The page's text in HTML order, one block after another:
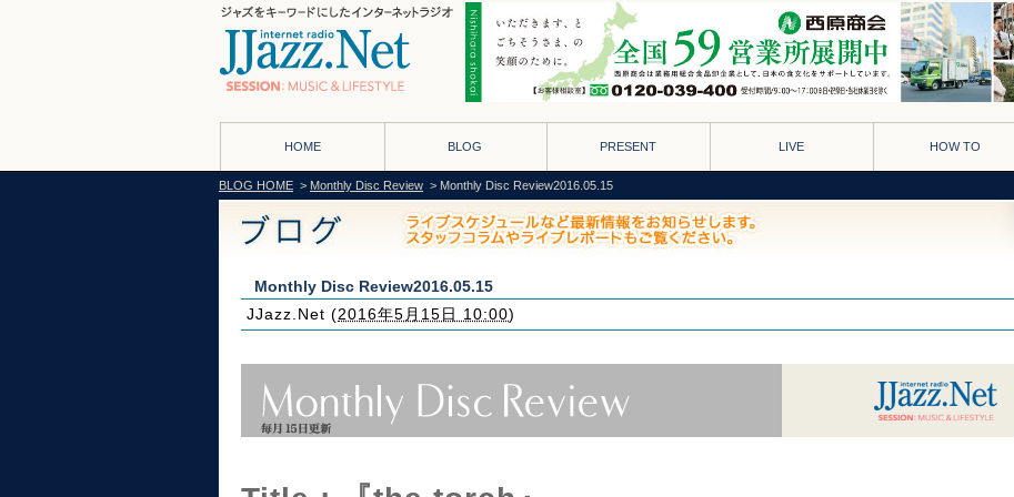
HOME BLOG PRESENT LIVE HOW TO
BLOG HOME > Monthly Disc Review > Monthly Disc Review2016.05.15
Monthly Disc Review2016.05.15
JJazz.Net (2016年5月15日 10:00)